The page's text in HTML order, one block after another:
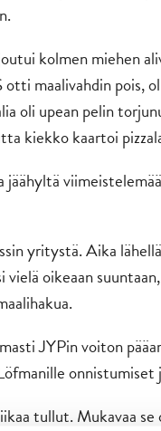
kolmen miehen
maalivahdin pois,
oli upean pelin
kiekko kaartoi
jäähyltä
yritystä. Aika
vielä oikeaan
JYPin voiton
tullut. Mukavaa